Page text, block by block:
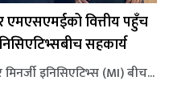
एमएसएमईको वित्तीय पहुँच
सहकार्य
इनिसिएटिभ्स (MI) बीच...